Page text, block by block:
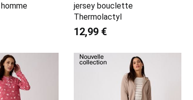
jersey bouclette
Thermolactyl
12,99 €